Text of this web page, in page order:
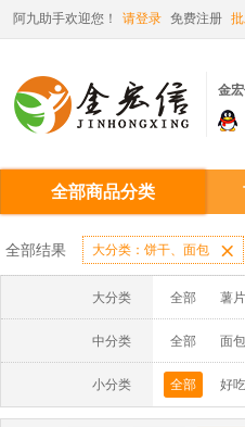
阿九助手欢迎您！ 请登录 免费注册
金
全部商品分类
全部结果 大分类：饼干、面包 
大分类 全部 薯
中分类 全部 面包
小分类 全部 好